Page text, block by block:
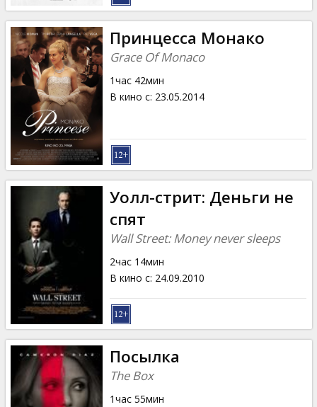
Принцесса Монако
Grace Of Monaco
1час 42мин
В кино с: 23.05.2014
Уолл-стрит: Деньги не
спят
Wall Street: Money never sleeps
2час 14мин
В кино с: 24.09.2010
Посылка
The Box
1час 55мин